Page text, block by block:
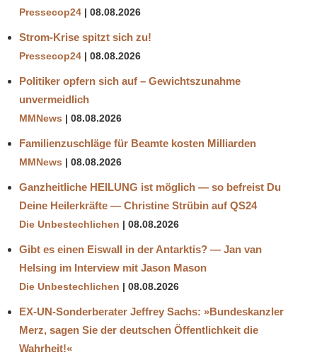
Pressecop24 08.08.2026
Strom-Krise spitzt sich zu!
Pressecop24 08.08.2026
Politiker opfern sich auf – Gewichtszunahme
unvermeidlich
MMNews 08.08.2026
Familienzuschläge für Beamte kosten Milliarden
MMNews 08.08.2026
Ganzheitliche HEILUNG ist möglich — so befreist Du
Deine Heilerkräfte — Christine Strübin auf QS24
Die Unbestechlichen 08.08.2026
Gibt es einen Eiswall in der Antarktis? — Jan van
Helsing im Interview mit Jason Mason
Die Unbestechlichen 08.08.2026
EX-UN-Sonderberater Jeffrey Sachs: »Bundeskanzler
Merz, sagen Sie der deutschen Öffentlichkeit die
Wahrheit!«